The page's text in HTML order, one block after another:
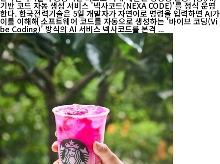
기반 코드 자동 생성 서비스 '넥사코드(NEXA CODE)'를 정식 운영
한다. 한국전력기술은 5일 개발자가 자연어로 명령을 입력하면 AI가
이를 이해해 소프트웨어 코드를 자동으로 생성하는 '바이브 코딩(Vi
be Coding)' 방식의 AI 서비스 넥사코드를 본격 ...